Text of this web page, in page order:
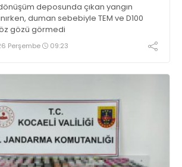
deposunda çıkan yangın
duman sebebiyle TEM ve D100
gözü görmedi
Perşembe 09:23